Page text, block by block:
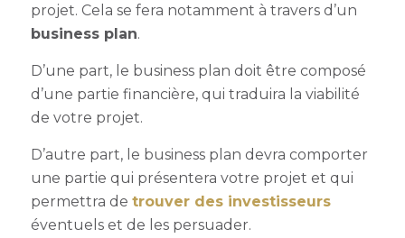
projet. Cela se fera notamment à travers d’un
business plan.
D’une part, le business plan doit être composé
d’une partie financière, qui traduira la viabilité
de votre projet.
D’autre part, le business plan devra comporter
une partie qui présentera votre projet et qui
permettra de trouver des investisseurs
éventuels et de les persuader.